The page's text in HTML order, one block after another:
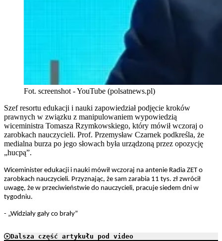
Fot. screenshot - YouTube (polsatnews.pl)
Szef resortu edukacji i nauki zapowiedział podjęcie kroków
prawnych w związku z manipulowaniem wypowiedzią
wiceministra Tomasza Rzymkowskiego, który mówił wczoraj o
zarobkach nauczycieli. Prof. Przemysław Czarnek podkreśla, że
medialna burza po jego słowach była urządzoną przez opozycję
„hucpą”.
Wiceminister edukacji i nauki mówił wczoraj na antenie Radia ZET o
zarobkach nauczycieli. Przyznając, że sam zarabia 11 tys. zł zwrócił
uwagę, że w przeciwieństwie do nauczycieli, pracuje siedem dni w
tygodniu.
- „Widziały gały co brały”
Dalsza część artykułu pod video